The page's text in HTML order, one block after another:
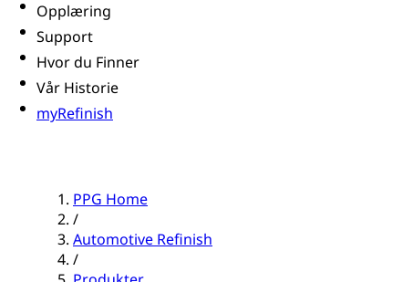
Opplæring
Support
Hvor du Finner
Vår Historie
myRefinish
PPG Home
/
Automotive Refinish
/